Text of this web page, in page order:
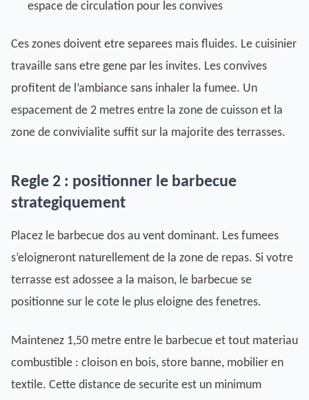
espace de circulation pour les convives
Ces zones doivent etre separees mais fluides. Le cuisinier
travaille sans etre gene par les invites. Les convives
profitent de l’ambiance sans inhaler la fumee. Un
espacement de 2 metres entre la zone de cuisson et la
zone de convivialite suffit sur la majorite des terrasses.
Regle 2 : positionner le barbecue
strategiquement
Placez le barbecue dos au vent dominant. Les fumees
s’eloigneront naturellement de la zone de repas. Si votre
terrasse est adossee a la maison, le barbecue se
positionne sur le cote le plus eloigne des fenetres.
Maintenez 1,50 metre entre le barbecue et tout materiau
combustible : cloison en bois, store banne, mobilier en
textile. Cette distance de securite est un minimum